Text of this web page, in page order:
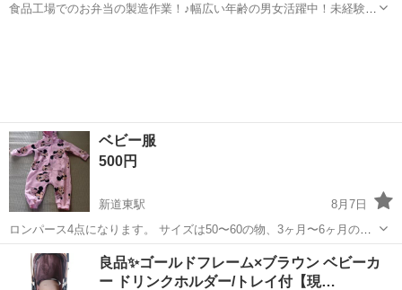
食品工場でのお弁当の製造作業！♪幅広い年齢の男女活躍中！未経験活
ベビー服
500円
新道東駅
8月7日
ロンパース4点になります。 サイズは50〜60の物、3ヶ月〜6ヶ月の物
になります❢
北海道 札幌市 新道東駅 ベビー用品
​良品✨ゴールドフレーム×ブラウン ベビーカ
ー ドリンクホルダー/トレイ付【現…